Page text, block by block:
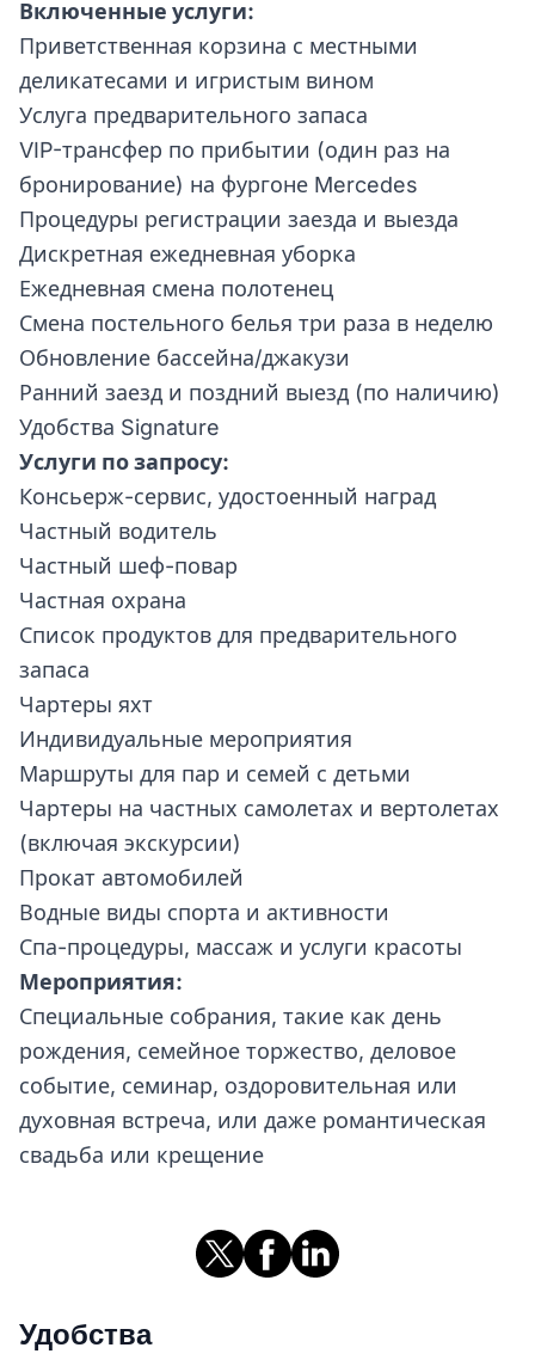
Включенные услуги:
Приветственная корзина с местными
деликатесами и игристым вином
Услуга предварительного запаса
VIP-трансфер по прибытии (один раз на
бронирование) на фургоне Mercedes
Процедуры регистрации заезда и выезда
Дискретная ежедневная уборка
Ежедневная смена полотенец
Смена постельного белья три раза в неделю
Обновление бассейна/джакузи
Ранний заезд и поздний выезд (по наличию)
Удобства Signature
Услуги по запросу:
Консьерж-сервис, удостоенный наград
Частный водитель
Частный шеф-повар
Частная охрана
Список продуктов для предварительного
запаса
Чартеры яхт
Индивидуальные мероприятия
Маршруты для пар и семей с детьми
Чартеры на частных самолетах и вертолетах
(включая экскурсии)
Прокат автомобилей
Водные виды спорта и активности
Спа-процедуры, массаж и услуги красоты
Мероприятия:
Специальные собрания, такие как день
рождения, семейное торжество, деловое
событие, семинар, оздоровительная или
духовная встреча, или даже романтическая
свадьба или крещение
Удобства